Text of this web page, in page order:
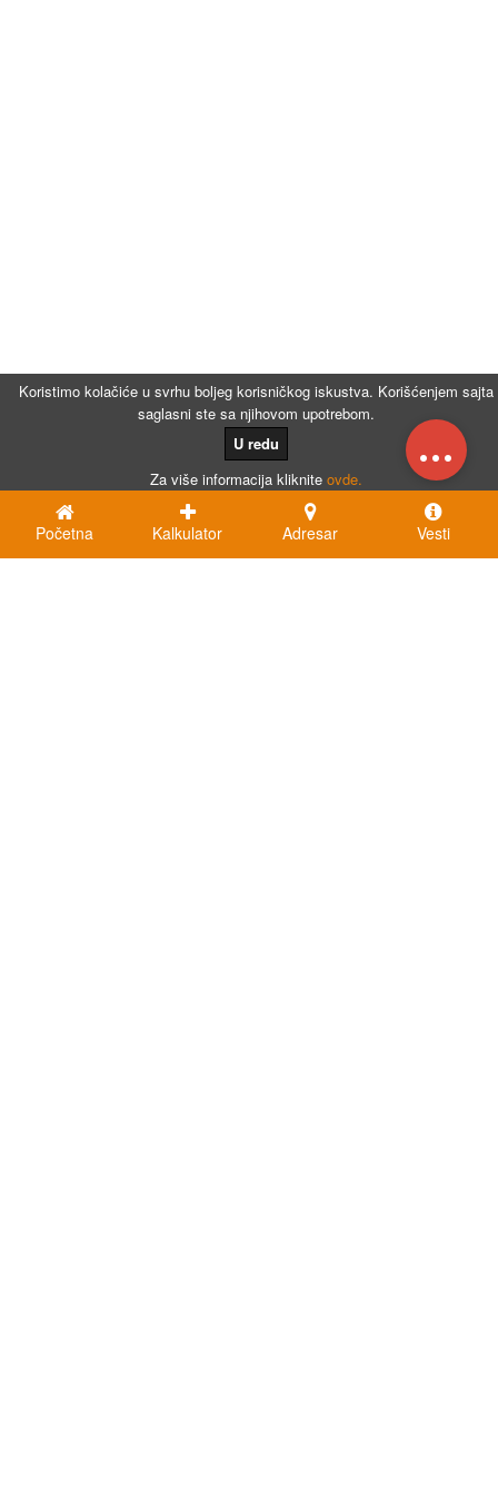
Koristimo kolačiće u svrhu boljeg korisničkog iskustva. Korišćenjem sajta
saglasni ste sa njihovom upotrebom.
U redu
Za više informacija kliknite ovde.
...
Početna Kalkulator Adresar Vesti